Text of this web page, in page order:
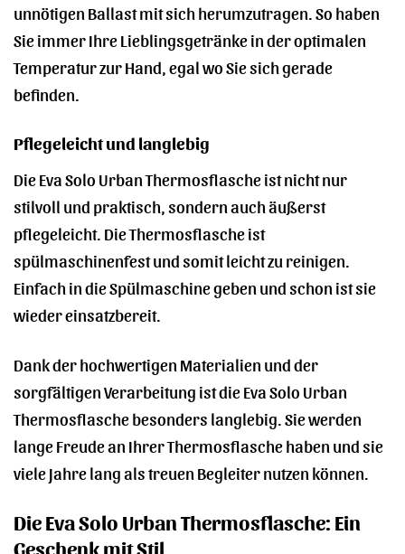
unnötigen Ballast mit sich herumzutragen. So haben
Sie immer Ihre Lieblingsgetränke in der optimalen
Temperatur zur Hand, egal wo Sie sich gerade
befinden.
Pflegeleicht und langlebig
Die Eva Solo Urban Thermosflasche ist nicht nur
stilvoll und praktisch, sondern auch äußerst
pflegeleicht. Die Thermosflasche ist
spülmaschinenfest und somit leicht zu reinigen.
Einfach in die Spülmaschine geben und schon ist sie
wieder einsatzbereit.
Dank der hochwertigen Materialien und der
sorgfältigen Verarbeitung ist die Eva Solo Urban
Thermosflasche besonders langlebig. Sie werden
lange Freude an Ihrer Thermosflasche haben und sie
viele Jahre lang als treuen Begleiter nutzen können.
Die Eva Solo Urban Thermosflasche: Ein
Geschenk mit Stil